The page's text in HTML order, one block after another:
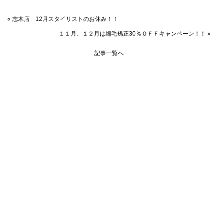
« 志木店 12月スタイリストのお休み！！
１１月、１２月は縮毛矯正30％ＯＦＦキャンペーン！！ »
記事一覧へ